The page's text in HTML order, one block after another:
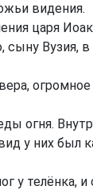
видения.
царя
Вузия, в
огромное
огня.
у них был
у телёнка,